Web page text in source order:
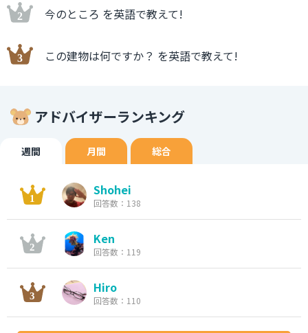
今のところ を英語で教えて!
この建物は何ですか？ を英語で教えて!
アドバイザーランキング
週間 月間 総合
Shohei
回答数：138
Ken
回答数：119
Hiro
回答数：110